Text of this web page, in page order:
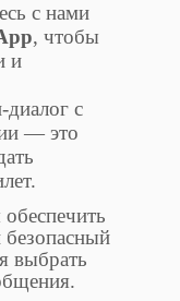
с нами
, чтобы
и
с
— это
выбрать